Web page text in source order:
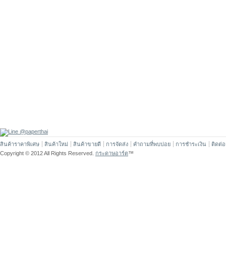
สินค้าราคาพิเศษ สินค้าใหม่ สินค้าขายดี การจัดส่ง คำถามที่พบบ่อย การชำระเงิน
ติดต่อ
Copyright © 2012 All Rights Reserved. กระดาษอาร์ต™